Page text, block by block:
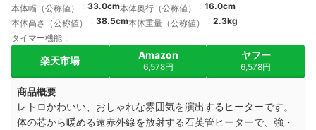
本体幅（公称値） 33.0cm本体奥行（公称値）
16.0cm
本体高さ（公称値）
38.5cm本体重量（公称値）
2.3kg
タイマー機能
楽天市場 Amazon
6,578円
ヤフー
6,578円
商品概要
レトロかわいい、おしゃれな雰囲気を演出するヒーターです。
体の芯から暖める遠赤外線を放射する石英管ヒーターで、強・